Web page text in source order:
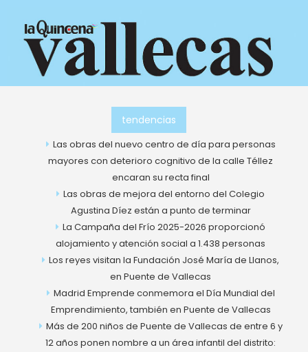
contenido
tendencias
Las obras del nuevo centro de día para personas
mayores con deterioro cognitivo de la calle Téllez
encaran su recta final
Las obras de mejora del entorno del Colegio
Agustina Díez están a punto de terminar
La Campaña del Frío 2025-2026 proporcionó
alojamiento y atención social a 1.438 personas
Los reyes visitan la Fundación José María de Llanos,
en Puente de Vallecas
Madrid Emprende conmemora el Día Mundial del
Emprendimiento, también en Puente de Vallecas
Más de 200 niños de Puente de Vallecas de entre 6 y
12 años ponen nombre a un área infantil del distrito: